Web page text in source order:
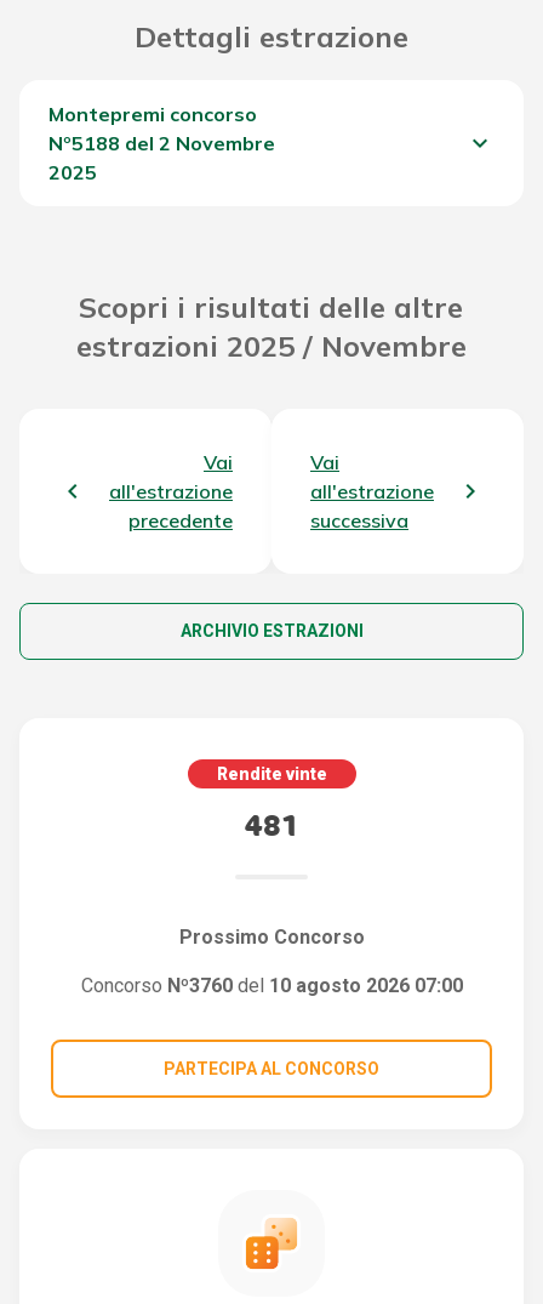
Dettagli estrazione
Montepremi concorso
Nº5188 del 2 Novembre
2025
keyboard_arrow_down
Scopri i risultati delle altre
estrazioni 2025 / Novembre
Vai
all'estrazione
precedente
Vai
all'estrazione
successiva
ARCHIVIO ESTRAZIONI
Rendite vinte
481
Prossimo Concorso
Concorso Nº3760del 10 agosto 2026 07:00
PARTECIPA AL CONCORSO